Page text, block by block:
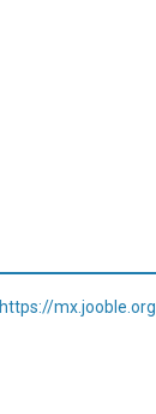
https://mx.jooble.org